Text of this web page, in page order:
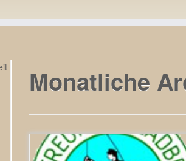
für die Fischerprüfung.
Monatliche